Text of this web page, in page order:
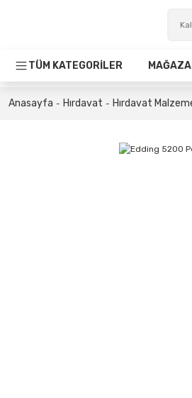
TÜM KATEGORİLER
Anasayfa Hırdavat Hırdavat